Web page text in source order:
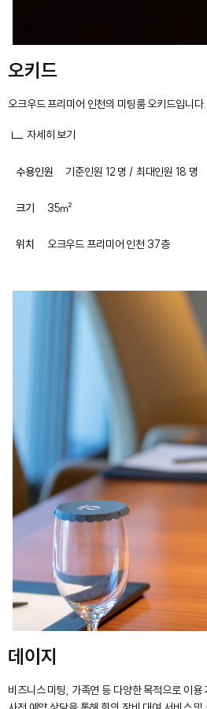
오키드
오크우드 프리미어 인천의 미팅룸 오키드입니다.
자세히 보기
수용인원 기준인원 12 명 / 최대인원 18 명
크기 35㎡
위치 오크우드 프리미어 인천 37층
데이지
비즈니스 미팅, 가족연 등 다양한 목적으로 이용